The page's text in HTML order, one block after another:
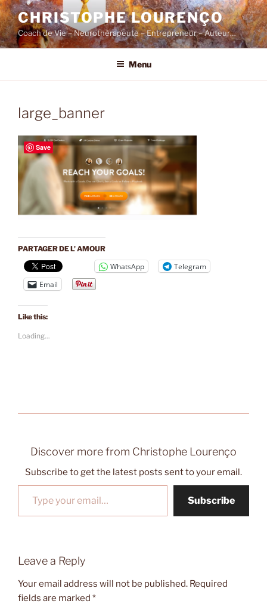
Skip
to
content
CHRISTOPHE LOURENÇO
Coach de Vie – Neurothérapeute – Entrepreneur – Auteur…
Menu
large_banner
PARTAGER DE L' AMOUR
WhatsApp
Telegram
Email
Like this:
Loading...
Discover more from Christophe Lourenço
Subscribe to get the latest posts sent to your email.
Type your email…
Subscribe
Leave a Reply
Your email address will not be published. Required
fields are marked *
Save